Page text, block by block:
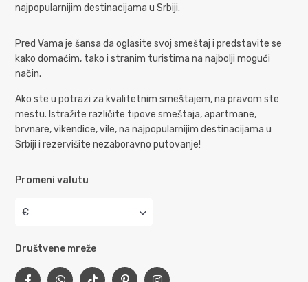
najpopularnijim destinacijama u Srbiji.
Pred Vama je šansa da oglasite svoj smeštaj i predstavite se
kako domaćim, tako i stranim turistima na najbolji mogući
način.
Ako ste u potrazi za kvalitetnim smeštajem, na pravom ste
mestu. Istražite različite tipove smeštaja, apartmane,
brvnare, vikendice, vile, na najpopularnijim destinacijama u
Srbiji i rezervišite nezaboravno putovanje!
Promeni valutu
€
Društvene mreže